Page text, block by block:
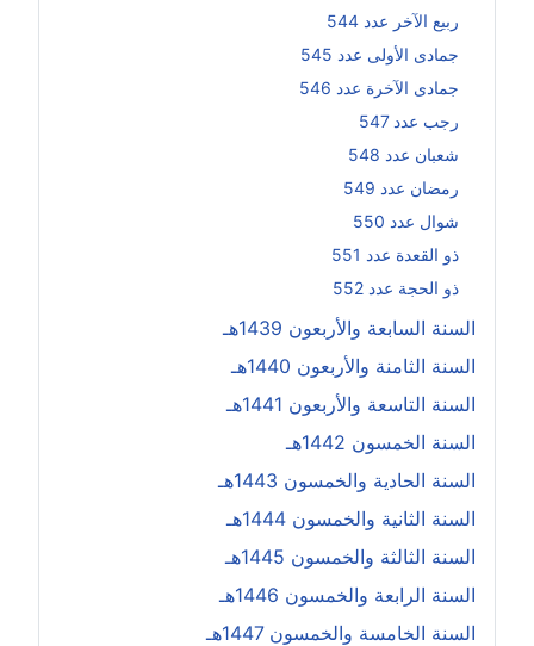
ربيع الآخر عدد 544
جمادى الأولى عدد 545
جمادى الآخرة عدد 546
رجب عدد 547
شعبان عدد 548
رمضان عدد 549
شوال عدد 550
ذو القعدة عدد 551
ذو الحجة عدد 552
السنة السابعة والأربعون 1439هـ
السنة الثامنة والأربعون 1440هـ
السنة التاسعة والأربعون 1441هـ
السنة الخمسون 1442هـ
السنة الحادية والخمسون 1443هـ
السنة الثانية والخمسون 1444هـ
السنة الثالثة والخمسون 1445هـ
السنة الرابعة والخمسون 1446هـ
السنة الخامسة والخمسون 1447هـ